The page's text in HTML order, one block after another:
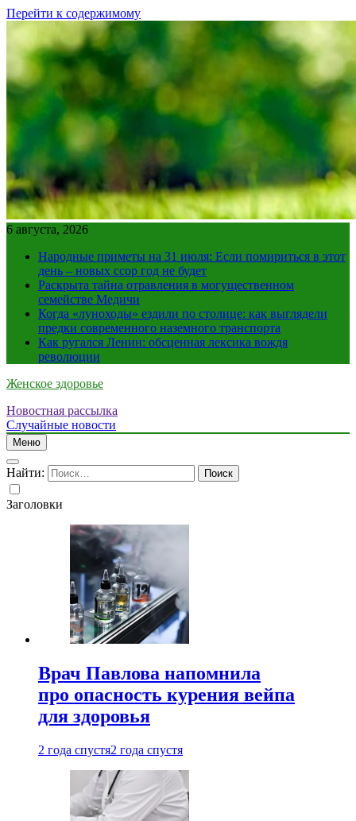
Перейти к содержимому
6 августа, 2026
Народные приметы на 31 июля: Если помириться в этот
день – новых ссор год не будет
Раскрыта тайна отравления в могущественном
семействе Медичи
Когда «луноходы» ездили по столице: как выглядели
предки современного наземного транспорта
Как ругался Ленин: обсценная лексика вождя
революции
Женское здоровье
Новостная рассылка
Случайные новости
Меню
Найти:
Заголовки
Врач Павлова напомнила
про опасность курения вейпа
для здоровья
2 года спустя2 года спустя